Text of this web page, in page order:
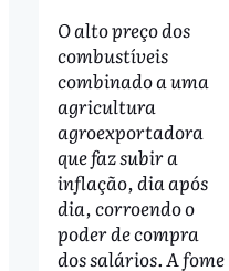
O alto preço dos
combustíveis
combinado a uma
agricultura
agroexportadora
que faz subir a
inflação, dia após
dia, corroendo o
poder de compra
dos salários. A fome